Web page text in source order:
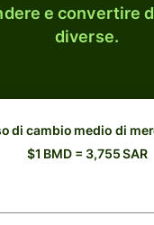
e convertire
diverse.
di cambio medio di
$1 BMD = 3,755 SAR